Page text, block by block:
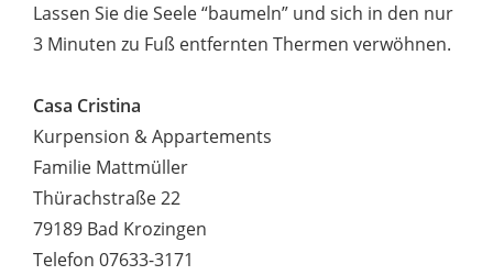
Lassen Sie die Seele “baumeln” und sich in den nur
3 Minuten zu Fuß entfernten Thermen verwöhnen.
Casa Cristina
Kurpension & Appartements
Familie Mattmüller
Thürachstraße 22
79189 Bad Krozingen
Telefon 07633-3171